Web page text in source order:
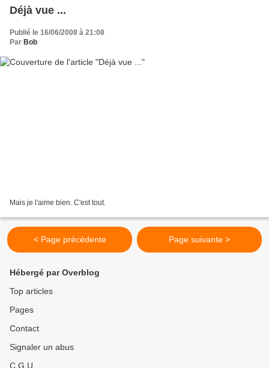
Déjà vue ...
Publié le 16/06/2008 à 21:08
Par Bob
Mais je l'aime bien. C'est tout.
< Page précédente Page suivante >
Hébergé par Overblog
Top articles
Pages
Contact
Signaler un abus
C.G.U.